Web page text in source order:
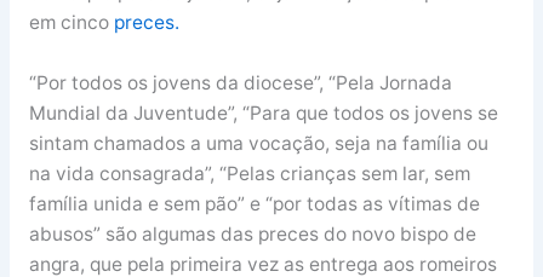
em cinco preces.
“Por todos os jovens da diocese”, “Pela Jornada
Mundial da Juventude”, “Para que todos os jovens se
sintam chamados a uma vocação, seja na família ou
na vida consagrada”, “Pelas crianças sem lar, sem
família unida e sem pão” e “por todas as vítimas de
abusos” são algumas das preces do novo bispo de
angra, que pela primeira vez as entrega aos romeiros